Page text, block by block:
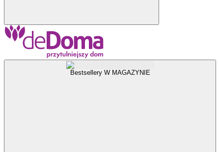
Bestsellery W MAGAZYNIE